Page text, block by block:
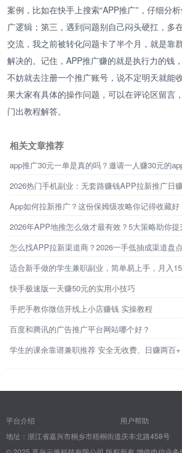
案例，比如在快手上搜索“APP推广”，仔细分
广逻辑；第三，遇到问题别自己闷头硬扛，多
交流，我之前被转化问题卡了半个月，就是靠
解决的。记住，APP推广赚的就是执行力的钱
不妨就去注册一个推广账号，说不定明天就能
果大家有具体的操作问题，可以在评论区留言
门出教程解答。
相关文章推荐
app推广30元一单是真的吗？邀请一人赚30元的
2026热门手机副业：无套路赚钱APP拉新推广日
App如何拉新推广？这份保姆级攻略你记得收藏好
2026年APP地推怎么做才最有效？5大策略助你
怎么找APP拉新渠道商？2026一手低抽成渠道盘点
适合新手做的学生兼职副业，简单易上手，月入
快手极速版一天赚50元的实用小技巧
手把手教你微信开线上小店赚钱 实操教程
百度和腾讯的广告推广平台网站哪个好？
学生的课余靠谱兼职推荐 安全无收费、日赚两百+
平台介绍 用户帮助
地址：浙江省嘉兴市桐乡市梧桐街道庆丰北路458号